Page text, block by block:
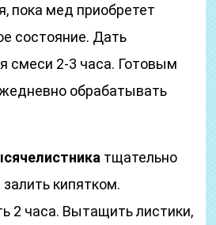
пока мед приобретет
состояние. Дать
смеси 2-3 часа. Готовым
обрабатывать
тщательно
кипятком.
2 часа. Вытащить листики,